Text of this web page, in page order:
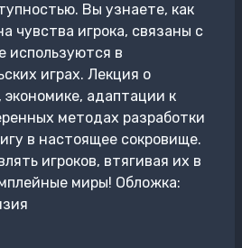
Вы узнаете, как
чувства игрока, связаны с
используются в
играх. Лекция о
экономике, адаптации к
методах разработки
в настоящее сокровище.
игроков, втягивая их в
миры! Обложка: